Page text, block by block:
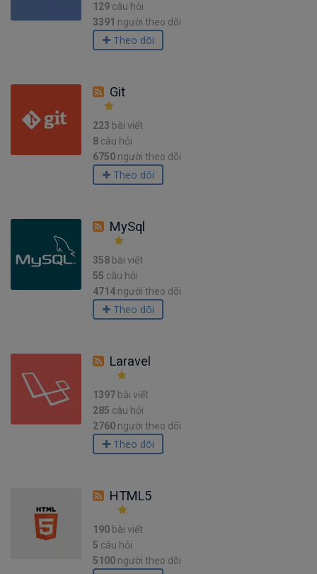
129 câu hỏi
3391 người theo dõi
Theo dõi
Git
223 bài viết
8 câu hỏi
6750 người theo dõi
Theo dõi
MySql
358 bài viết
55 câu hỏi
4714 người theo dõi
Theo dõi
Laravel
1397 bài viết
285 câu hỏi
2760 người theo dõi
Theo dõi
HTML5
190 bài viết
5 câu hỏi
5100 người theo dõi